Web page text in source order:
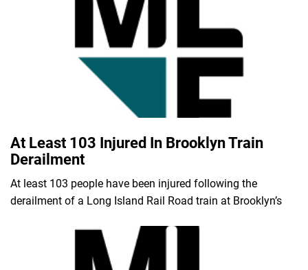
At Least 103 Injured In Brooklyn Train
Derailment
At least 103 people have been injured following the
derailment of a Long Island Rail Road train at Brooklyn’s